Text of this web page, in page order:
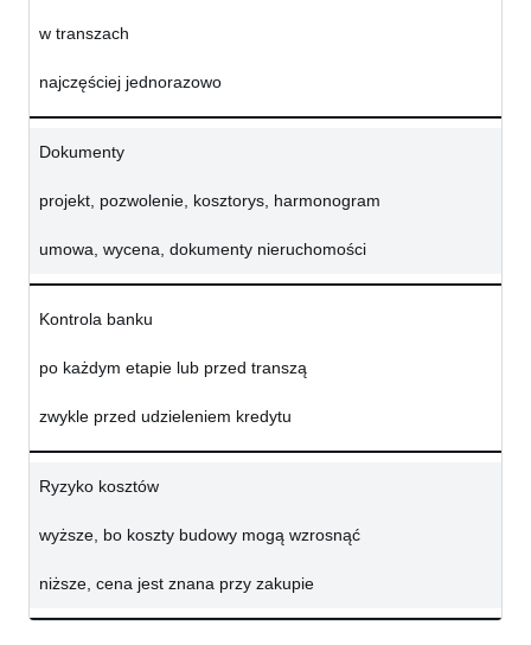
w transzach
najczęściej jednorazowo
Dokumenty
projekt, pozwolenie, kosztorys, harmonogram
umowa, wycena, dokumenty nieruchomości
Kontrola banku
po każdym etapie lub przed transzą
zwykle przed udzieleniem kredytu
Ryzyko kosztów
wyższe, bo koszty budowy mogą wzrosnąć
niższe, cena jest znana przy zakupie